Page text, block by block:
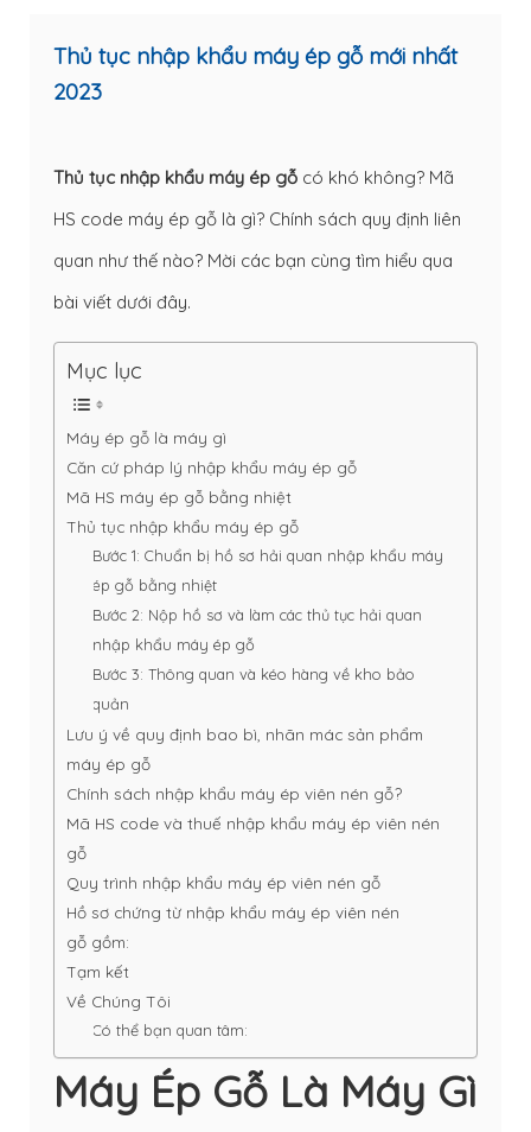
Thủ tục nhập khẩu máy ép gỗ mới nhất
2023
Thủ tục nhập khẩu máy ép gỗ có khó không? Mã
HS code máy ép gỗ là gì? Chính sách quy định liên
quan như thế nào? Mời các bạn cùng tìm hiểu qua
bài viết dưới đây.
Mục lục
Máy ép gỗ là máy gì
Căn cứ pháp lý nhập khẩu máy ép gỗ
Mã HS máy ép gỗ bằng nhiệt
Thủ tục nhập khẩu máy ép gỗ
Bước 1: Chuẩn bị hồ sơ hải quan nhập khẩu máy
ép gỗ bằng nhiệt
Bước 2: Nộp hồ sơ và làm các thủ tục hải quan
nhập khẩu máy ép gỗ
Bước 3: Thông quan và kéo hàng về kho bảo
quản
Lưu ý về quy định bao bì, nhãn mác sản phẩm
máy ép gỗ
Chính sách nhập khẩu máy ép viên nén gỗ?
Mã HS code và thuế nhập khẩu máy ép viên nén
gỗ
Quy trình nhập khẩu máy ép viên nén gỗ
Hồ sơ chứng từ nhập khẩu máy ép viên nén
gỗ gồm:
Tạm kết
Về Chúng Tôi
Có thể bạn quan tâm:
Máy Ép Gỗ Là Máy Gì